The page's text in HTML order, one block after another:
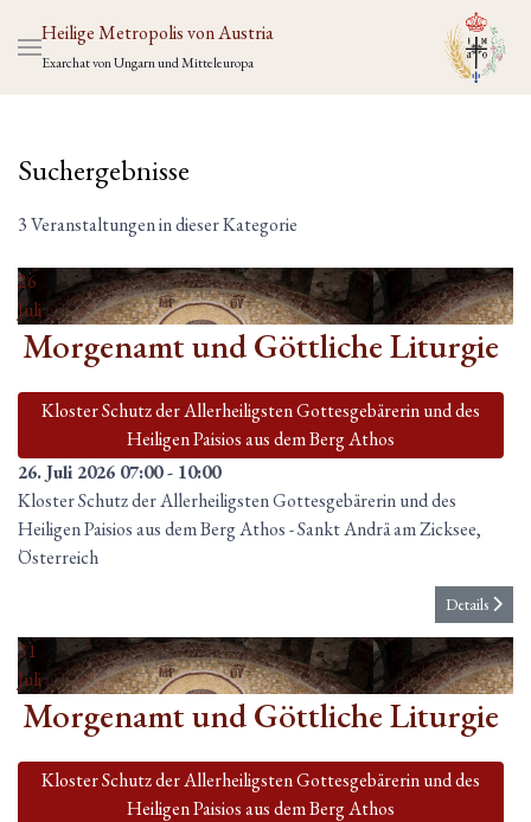
Heilige Metropolis von Austria
Exarchat von Ungarn und Mitteleuropa
Suchergebnisse
3 Veranstaltungen in dieser Kategorie
26
Juli
Morgenamt und Göttliche Liturgie
Kloster Schutz der Allerheiligsten Gottesgebärerin und des
Heiligen Paisios aus dem Berg Athos
26. Juli 2026 07:00- 10:00
Kloster Schutz der Allerheiligsten Gottesgebärerin und des
Heiligen Paisios aus dem Berg Athos-Sankt Andrä am Zicksee,
Österreich
Details
31
Juli
Morgenamt und Göttliche Liturgie
Kloster Schutz der Allerheiligsten Gottesgebärerin und des
Heiligen Paisios aus dem Berg Athos